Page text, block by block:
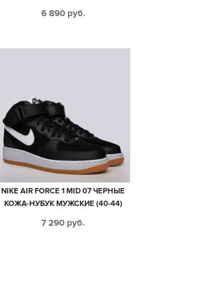
6 890 руб.
NIKE AIR FORCE 1 MID 07 ЧЕРНЫЕ
КОЖА-НУБУК МУЖСКИЕ (40-44)
7 290 руб.